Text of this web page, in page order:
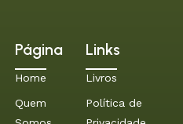
Página
Home
Quem
Links
Livros
Política de